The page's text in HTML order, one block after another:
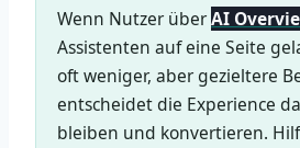
Wenn Nutzer überAI
Assistenten auf eine Seite
oft weniger, aber gezieltere
entscheidet die Experience
bleiben und konvertieren.